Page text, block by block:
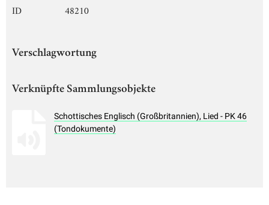
ID
48210
Verschlagwortung
Verknüpfte Sammlungsobjekte
Schottisches Englisch (Großbritannien), Lied - PK 46
(Tondokumente)